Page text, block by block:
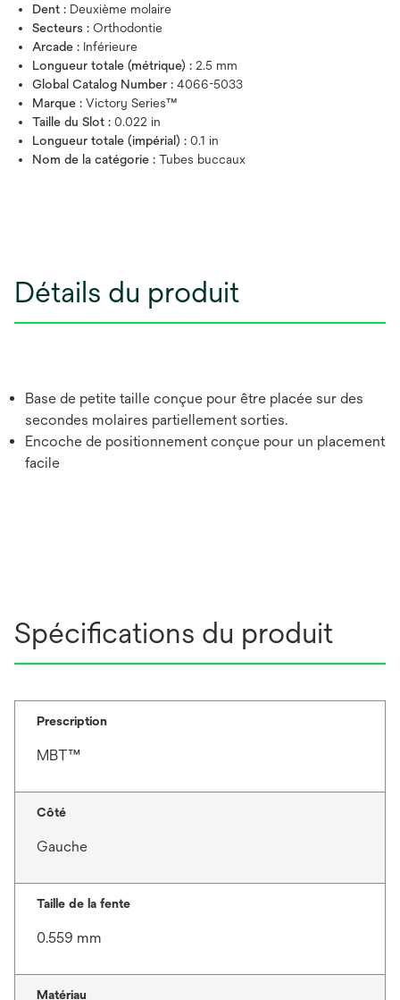
Dent : Deuxième molaire
Secteurs : Orthodontie
Arcade : Inférieure
Longueur totale (métrique) : 2.5 mm
Global Catalog Number : 4066-5033
Marque : Victory Series™
Taille du Slot : 0.022 in
Longueur totale (impérial) : 0.1 in
Nom de la catégorie : Tubes buccaux
Détails du produit
Base de petite taille conçue pour être placée sur des
secondes molaires partiellement sorties.
Encoche de positionnement conçue pour un placement
facile
Spécifications du produit
Prescription
MBT™
Côté
Gauche
Taille de la fente
0.559 mm
Matériau